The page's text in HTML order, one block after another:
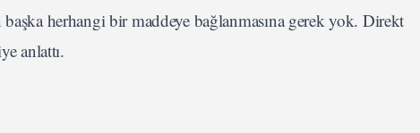
herhangi bir maddeye bağlanmasına gerek yok. Direkt
anlattı.